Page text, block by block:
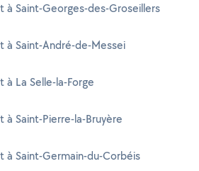
à Saint-Georges-des-Groseillers
à Saint-André-de-Messei
La Selle-la-Forge
à Saint-Pierre-la-Bruyère
à Saint-Germain-du-Corbéis